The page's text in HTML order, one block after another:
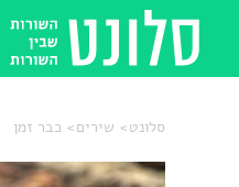
סלונט שירים כבר זמן